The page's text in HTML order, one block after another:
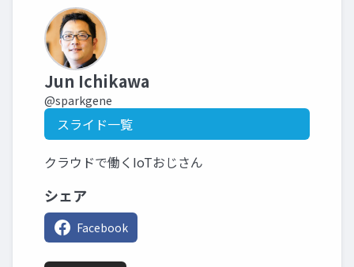
Jun Ichikawa
@sparkgene
スライド一覧
クラウドで働くIoTおじさん
シェア
Facebook